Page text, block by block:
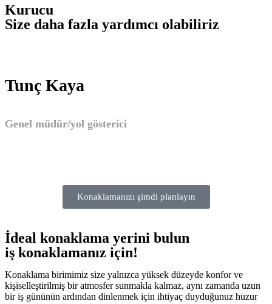
Kurucu
Size daha fazla yardımcı olabiliriz
Tunç Kaya
Genel müdür/yol gösterici
Konaklamanızı şimdi planlayın
İdeal konaklama yerini bulun
iş konaklamanız için!
Konaklama birimimiz size yalnızca yüksek düzeyde konfor ve
kişiselleştirilmiş bir atmosfer sunmakla kalmaz, aynı zamanda uzun
bir iş gününün ardından dinlenmek için ihtiyaç duyduğunuz huzur